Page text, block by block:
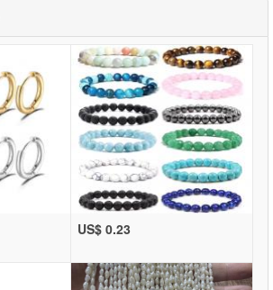
US$ 0.23